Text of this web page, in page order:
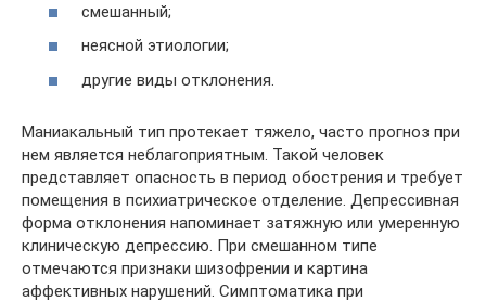
смешанный;
неясной этиологии;
другие виды отклонения.
Маниакальный тип протекает тяжело, часто прогноз при
нем является неблагоприятным. Такой человек
представляет опасность в период обострения и требует
помещения в психиатрическое отделение. Депрессивная
форма отклонения напоминает затяжную или умеренную
клиническую депрессию. При смешанном типе
отмечаются признаки шизофрении и картина
аффективных нарушений. Симптоматика при